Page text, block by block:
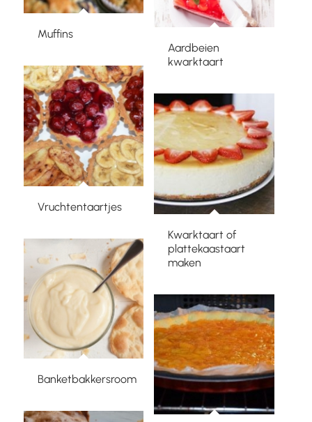
Muffins
Aardbeien
kwarktaart
Vruchtentaartjes
Kwarktaart of
plattekaastaart
maken
Banketbakkersroom